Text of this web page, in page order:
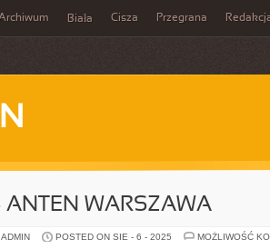
Biała Cisza Przegrana
ANTEN WARSZAWA
POSTED ON SIE - 6 - 2025
MOŻLIWOŚĆ